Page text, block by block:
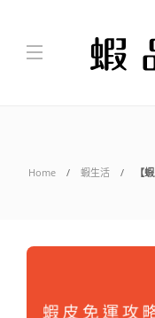
Home 蝦生活
【